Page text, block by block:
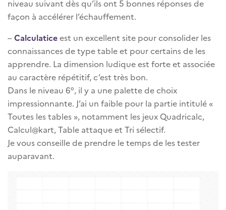
niveau suivant dès qu’ils ont 5 bonnes réponses de
façon à accélérer l’échauffement.
–Calculaticeest un excellent site pour consolider les
connaissances de type table et pour certains de les
apprendre. La dimension ludique est forte et associée
au caractère répétitif, c’est très bon.
Dans le niveau 6°, il y a une palette de choix
impressionnante. J’ai un faible pour la partie intitulé «
Toutes les tables », notamment les jeux Quadricalc,
Calcul@kart, Table attaque et Tri sélectif.
Je vous conseille de prendre le temps de les tester
auparavant.